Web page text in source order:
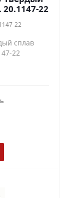
art. 20.1147-22
22
сплав
22